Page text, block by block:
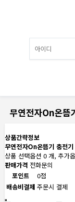
무연전자On온뜸
상품간략정보
무연전자On온뜸기 충전기
상품 선택옵션 0 개, 추가
판매가격 전화문의
포인트
0점
배송비결제 주문시 결제